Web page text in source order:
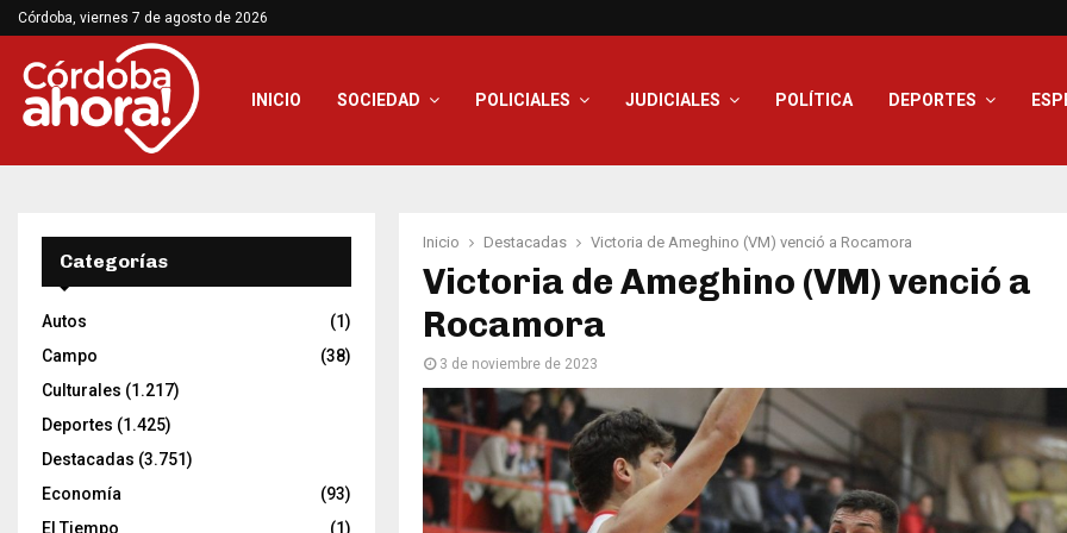
Córdoba, viernes 7 de agosto de 2026
INICIO SOCIEDAD POLICIALES JUDICIALES POLÍTICA DEPORTES
Inicio Destacadas Victoria de Ameghino (VM) venció a Rocamora
Victoria de Ameghino (VM) venció a
Rocamora
3 de noviembre de 2023
Categorías
Autos
(1)
Campo
(38)
Culturales (1.217)
Deportes (1.425)
Destacadas (3.751)
Economía
(93)
El Tiempo
(1)